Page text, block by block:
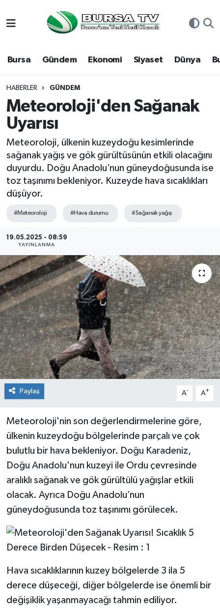
Bursa Gündem Ekonomi Siyaset Dünya
HABERLER GÜNDEM
Meteoroloji'den Sağanak
Uyarısı
Meteoroloji, ülkenin kuzeydoğu kesimlerinde
sağanak yağış ve gök gürültüsünün etkili olacağını
duyurdu. Doğu Anadolu’nun güneydoğusunda ise
toz taşınımı bekleniyor. Kuzeyde hava sıcaklıkları
düşüyor.
#Meteoroloji #Hava durumu #Sağanak yağış
19.05.2025 - 08:59
YAYINLANMA
Paylaş A- A+
Meteoroloji'nin son değerlendirmelerine göre,
ülkenin kuzeydoğu bölgelerinde parçalı ve çok
bulutlu bir hava bekleniyor. Doğu Karadeniz,
Doğu Anadolu'nun kuzeyi ile Ordu çevresinde
aralıklı sağanak ve gök gürültülü yağışlar etkili
olacak. Ayrıca Doğu Anadolu’nun
güneydoğusunda toz taşınımı görülecek.
Hava sıcaklıklarının kuzey bölgelerde 3 ila 5
derece düşeceği, diğer bölgelerde ise önemli bir
değişiklik yaşanmayacağı tahmin ediliyor.
Bursa
Dünya
Eğitim
Ekonomi
Genel
Gündem
Magazin
Sağlık
Siyaset
Spor
Teknoloji
Türkiye
Hava Durumu
Namaz Vakitleri
Trafik Durumu
Süper Lig Puan Durumu ve Fikstür
Tüm Manşetler
Son Dakika Haberleri
Haber Arşivi